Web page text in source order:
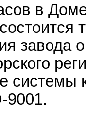
в
завода
9001.